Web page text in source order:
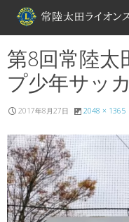
第8回常陸太
プ少年サッ
2017年8月27日 2048 × 1365